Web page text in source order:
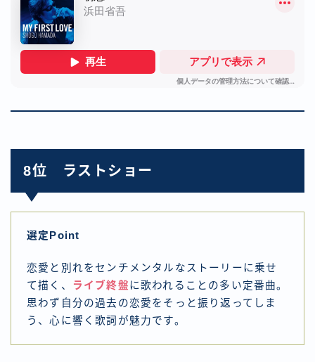
8位 ラストショー
選定Point
恋愛と別れをセンチメンタルなストーリーに乗せ
て描く、
ライブ終盤に歌われることの多い定番曲。
思わず自分の過去の恋愛をそっと振り返ってしま
う、心に響く歌詞が魅力です。